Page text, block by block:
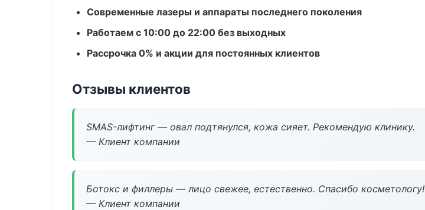
Современные лазеры и аппараты последнего поколения
Работаем с 10:00 до 22:00 без выходных
Рассрочка 0% и акции для постоянных клиентов
Отзывы клиентов
SMAS-лифтинг — овал подтянулся, кожа сияет. Рекомендую клинику.
— Клиент компании
Ботокс и филлеры — лицо свежее, естественно. Спасибо косметологу!
— Клиент компании